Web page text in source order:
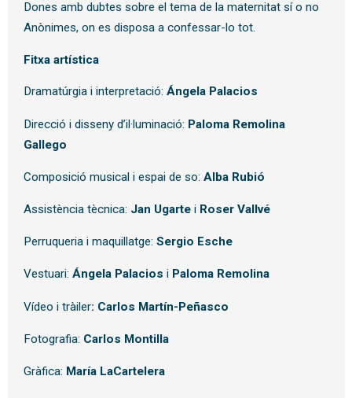
Dones amb dubtes sobre el tema de la maternitat sí o no
Anònimes, on es disposa a confessar-lo tot.
Fitxa artística
Dramatúrgia i interpretació: Ángela Palacios
Direcció i disseny d’il·luminació: Paloma Remolina
Gallego
Composició musical i espai de so: Alba Rubió
Assistència tècnica: Jan Ugartei Roser Vallvé
Perruqueria i maquillatge: Sergio Esche
Vestuari: Ángela Palacios i Paloma Remolina
Vídeo i tràiler: Carlos Martín-Peñasco
Fotografia: Carlos Montilla
Gràfica: María LaCartelera